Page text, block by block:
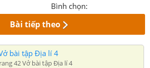
Bình chọn:
Bài tiếp theo
bài tập Địa lí 4
42 Vở bài tập Địa lí 4